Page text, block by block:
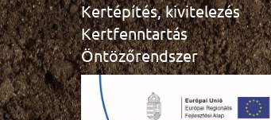
Kertépítés, kivitelezés
Kertfenntartás
Öntözőrendszer